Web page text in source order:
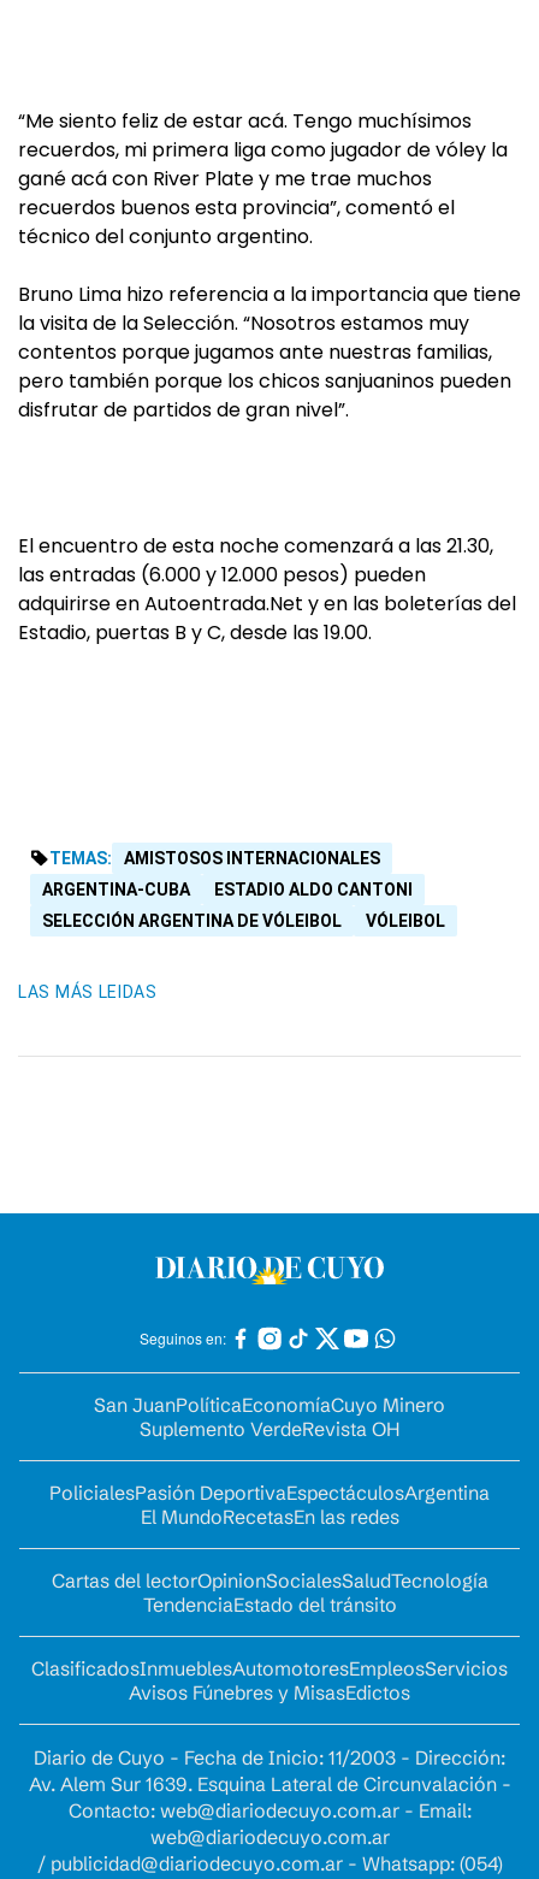
“Me siento feliz de estar acá. Tengo muchísimos
recuerdos, mi primera liga como jugador de vóley la
gané acá con River Plate y me trae muchos
recuerdos buenos esta provincia”, comentó el
técnico del conjunto argentino.
Bruno Lima hizo referencia a la importancia que tiene
la visita de la Selección. “Nosotros estamos muy
contentos porque jugamos ante nuestras familias,
pero también porque los chicos sanjuaninos pueden
disfrutar de partidos de gran nivel”.
El encuentro de esta noche comenzará a las 21.30,
las entradas (6.000 y 12.000 pesos) pueden
adquirirse en Autoentrada.Net y en las boleterías del
Estadio, puertas B y C, desde las 19.00.
TEMAS:
AMISTOSOS INTERNACIONALES
ARGENTINA-CUBA
ESTADIO ALDO CANTONI
SELECCIÓN ARGENTINA DE VÓLEIBOL
VÓLEIBOL
LAS MÁS LEIDAS
Seguinos en:
San JuanPolíticaEconomíaCuyo Minero
Suplemento VerdeRevista OH
PolicialesPasión DeportivaEspectáculosArgentina
El MundoRecetasEn las redes
Cartas del lectorOpinionSocialesSaludTecnología
TendenciaEstado del tránsito
ClasificadosInmueblesAutomotoresEmpleosServicios
Avisos Fúnebres y MisasEdictos
Diario de Cuyo - Fecha de Inicio: 11/2003 - Dirección:
Av. Alem Sur 1639. Esquina Lateral de Circunvalación -
Contacto: web@diariodecuyo.com.ar- Email:
web@diariodecuyo.com.ar
/ publicidad@diariodecuyo.com.ar- Whatsapp: (054)